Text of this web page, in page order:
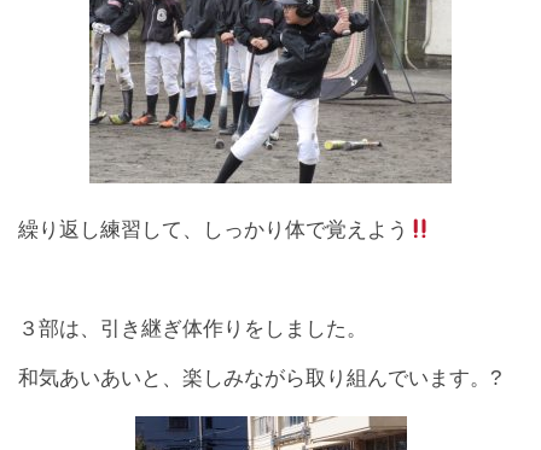
繰り返し練習して、しっかり体で覚えよう
３部は、引き継ぎ体作りをしました。
和気あいあいと、楽しみながら取り組んでいます。?